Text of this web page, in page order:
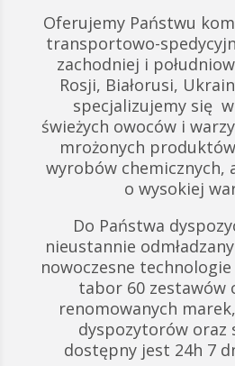
Oferujemy Państwu
transportowo-
zachodniej i
Rosji, Białorusi,
specjalizujemy się
świeżych owoców i
mrożonych
wyrobów chemicznych,
o wysokiej
Do Państwa
nieustannie
nowoczesne
tabor 60 zestawów
renomowanych
dyspozytorów oraz
dostępny jest 24h 7